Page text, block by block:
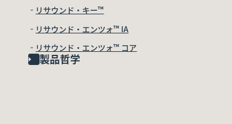
リサウンド・キー™
リサウンド・エンツォ™ IA
リサウンド・エンツォ™ コア
製品哲学